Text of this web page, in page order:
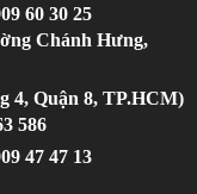
60 30 25
Chánh Hưng,
4, Quận 8, TP.HCM)
586
47 47 13